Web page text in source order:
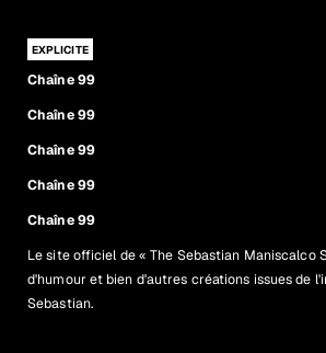
Chaîne 99
Chaîne 99
Chaîne 99
Chaîne 99
Chaîne 99
Le site officiel de « The Sebastian Maniscalco
d'humour et bien d'autres créations issues de
Sebastian.